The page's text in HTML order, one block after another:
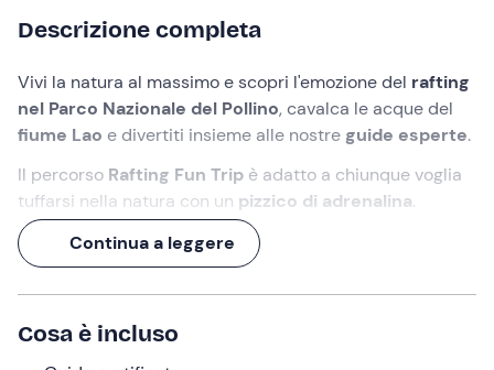
Descrizione completa
Vivi la natura al massimo e scopri l'emozione del rafting
nel Parco Nazionale del Pollino, cavalca le acque del
fiume Lao e divertiti insieme alle nostre guide esperte.
Il percorso Rafting Fun Trip è adatto a chiunque voglia
tuffarsi nella natura con un pizzico di adrenalina.
Nessuna difficoltà tecnica, solo
L'attività giusta per tutta la famiglia
arrivare al traguardo e...non vedere l'ora di ripartire!
Cosa faremo
Continua a leggere
Cosa è incluso